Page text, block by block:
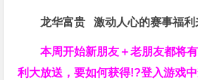
龙华富贵 激动人心的赛事福利
本周开始新朋友＋老朋友都将
利大放送，要如何获得!?登入游戏